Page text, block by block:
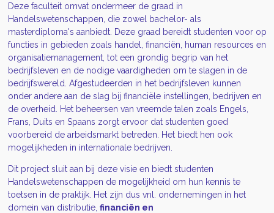
Deze faculteit omvat ondermeer de graad in
Handelswetenschappen, die zowel bachelor- als
masterdiploma's aanbiedt. Deze graad bereidt studenten voor op
functies in gebieden zoals handel, financiën, human resources en
organisatiemanagement, tot een grondig begrip van het
bedrijfsleven en de nodige vaardigheden om te slagen in de
bedrijfswereld. Afgestudeerden in het bedrijfsleven kunnen
onder andere aan de slag bij financiële instellingen, bedrijven en
de overheid. Het beheersen van vreemde talen zoals Engels,
Frans, Duits en Spaans zorgt ervoor dat studenten goed
voorbereid de arbeidsmarkt betreden. Het biedt hen ook
mogelijkheden in internationale bedrijven.
Dit project sluit aan bij deze visie en biedt studenten
Handelswetenschappen de mogelijkheid om hun kennis te
toetsen in de praktijk. Het zijn dus vnl. ondernemingen in het
domein van distributie, financiën en